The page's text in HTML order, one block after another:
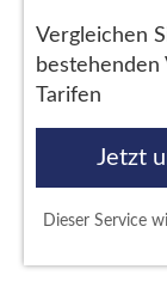
Vergleichen
Tarifen
Jetzt
Dieser Service